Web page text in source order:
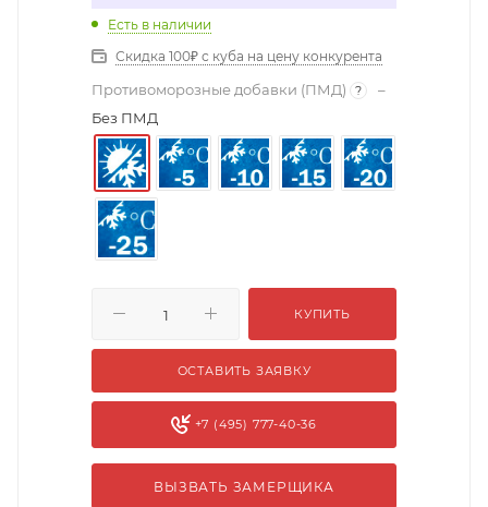
Есть в наличии
Скидка 100₽ с куба на цену конкурента
Противоморозные добавки (ПМД) ?
–
Без ПМД
КУПИТЬ
ОСТАВИТЬ ЗАЯВКУ
+7 (495) 777-40-36
ВЫЗВАТЬ ЗАМЕРЩИКА